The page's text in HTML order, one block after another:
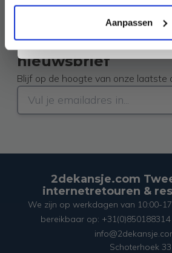
Aanpassen
Abonneer je op
nieuwsbrief
Blijf op de hoogte van onze laatste
2dekansje.com
internetretouren &
We zijn op werkdagen van 10:00-
bereikbaar op:
Schoterhoek 33
. Je kunt je op elk